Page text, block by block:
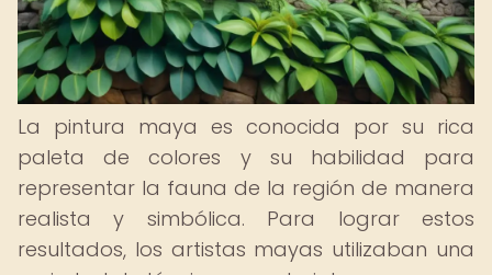
La pintura maya es conocida por su rica
paleta de colores y su habilidad para
representar la fauna de la región de manera
realista y simbólica. Para lograr estos
resultados, los artistas mayas utilizaban una